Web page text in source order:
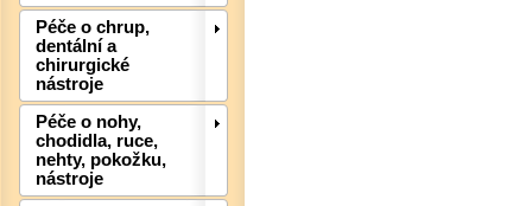
Péče o chrup,
dentální a
chirurgické
nástroje
Péče o nohy,
chodidla, ruce,
nehty, pokožku,
nástroje